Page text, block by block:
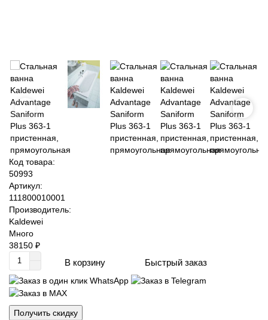
Код товара:
50993
Артикул:
111800010001
Производитель:
Kaldewei
Много
38150 ₽
В корзину Быстрый заказ
Получить скидку